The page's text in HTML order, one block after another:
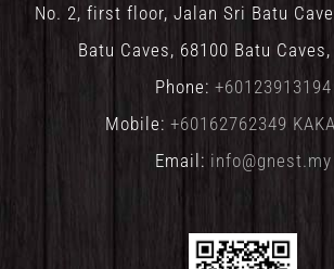
No. 2, first floor, Jalan Sri Batu
Batu Caves, 68100 Batu
Phone: +60123913194
Mobile: +60162762349
Email: info@gnest.my